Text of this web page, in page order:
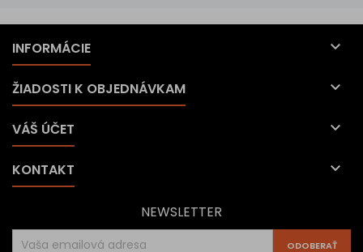
INFORMÁCIE 
ŽIADOSTI K OBJEDNÁVKAM 
VÁŠ ÚČET 
KONTAKT 
NEWSLETTER